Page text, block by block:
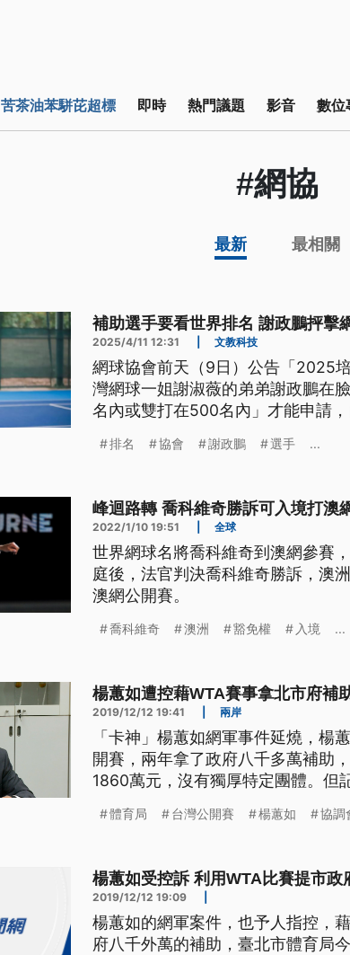
苦茶油苯駢芘超標 即時 熱門議題 影音 數位
#網協
最新 最相關
補助選手要看世界排名 謝政鵬抨擊
2025/4/11 12:31 文教科技
網球協會前天（9日）公告「2025
灣網球一姐謝淑薇的弟弟謝政鵬在
名內或雙打在500名內」才能申請
排名 協會 謝政鵬 選手 ...
峰迴路轉 喬科維奇勝訴可入境打澳
2022/1/10 19:51 全球
世界網球名將喬科維奇到澳網參賽
庭後，法官判決喬科維奇勝訴，澳
澳網公開賽。
喬科維奇 澳洲 豁免權 入境 ...
楊蕙如遭控藉WTA賽事拿北市府補
2019/12/12 19:41 兩岸
「卡神」楊蕙如網軍事件延燒，楊
開賽，兩年拿了政府八千多萬補助
1860萬元，沒有獨厚特定團體。但
台北市政府體育局，在2017年跟
體育局 台灣公開賽 楊蕙如 協調
楊蕙如受控訴 利用WTA比賽提市政
2019/12/12 19:09
楊蕙如的網軍案件，也予人指控，
府八千外萬的補助，臺北市體育局